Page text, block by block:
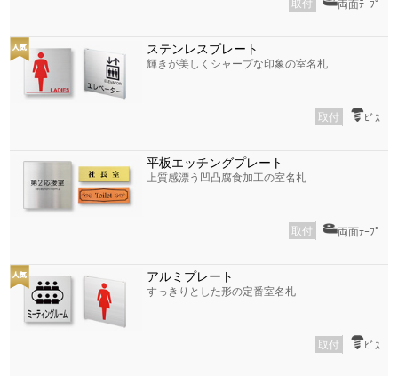
取付 両面ﾃｰﾌﾟ
ステンレスプレート
輝きが美しくシャープな印象の室名札
取付 ﾋﾞｽ
平板エッチングプレート
上質感漂う凹凸腐食加工の室名札
取付 両面ﾃｰﾌﾟ
アルミプレート
すっきりとした形の定番室名札
取付 ﾋﾞｽ